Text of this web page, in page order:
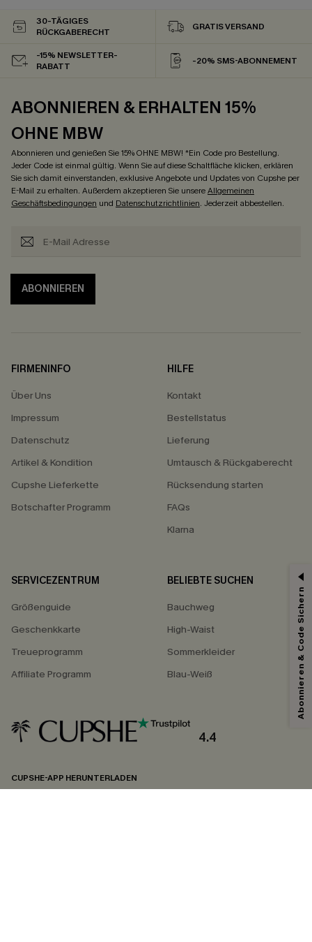
30-TÄGIGES
RÜCKGABERECHT
GRATIS VERSAND
-15% NEWSLETTER-
RABATT
-20% SMS-ABONNEMENT
ABONNIEREN & ERHALTEN 15%
OHNE MBW
Abonnieren und genießen Sie 15% OHNE MBW! *Ein Code pro Bestellung.
Jeder Code ist einmal gültig. Wenn Sie auf diese Schaltfläche klicken, erklären
Sie sich damit einverstanden, exklusive Angebote und Updates von Cupshe per
E-Mail zu erhalten. Außerdem akzeptieren Sie unsereAllgemeinen
Geschäftsbedingungen und Datenschutzrichtlinien. Jederzeit abbestellen.
ABONNIEREN
FIRMENINFO
Über Uns
Impressum
Datenschutz
Artikel & Kondition
Cupshe Lieferkette
Botschafter Programm
HILFE
Kontakt
Bestellstatus
Lieferung
Umtausch & Rückgaberecht
Rücksendung starten
FAQs
Klarna
SERVICEZENTRUM
Größenguide
Geschenkkarte
Treueprogramm
Affiliate Programm
BELIEBTE SUCHEN
Bauchweg
High-Waist
Sommerkleider
Blau-Weiß
4.4
CUPSHE-APP HERUNTERLADEN
Abonnieren & Code Sichern